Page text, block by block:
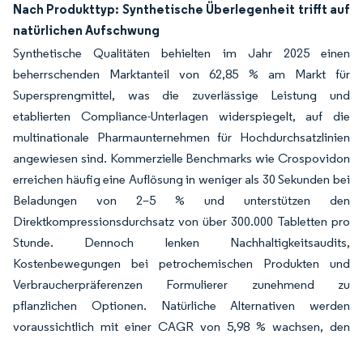
Nach Produkttyp: Synthetische Überlegenheit trifft auf
natürlichen Aufschwung
Synthetische Qualitäten behielten im Jahr 2025 einen
beherrschenden Marktanteil von 62,85 % am Markt für
Supersprengmittel, was die zuverlässige Leistung und
etablierten Compliance-Unterlagen widerspiegelt, auf die
multinationale Pharmaunternehmen für Hochdurchsatzlinien
angewiesen sind. Kommerzielle Benchmarks wie Crospovidon
erreichen häufig eine Auflösung in weniger als 30 Sekunden bei
Beladungen von 2–5 % und unterstützen den
Direktkompressionsdurchsatz von über 300.000 Tabletten pro
Stunde. Dennoch lenken Nachhaltigkeitsaudits,
Kostenbewegungen bei petrochemischen Produkten und
Verbraucherpräferenzen Formulierer zunehmend zu
pflanzlichen Optionen. Natürliche Alternativen werden
voraussichtlich mit einer CAGR von 5,98 % wachsen, den